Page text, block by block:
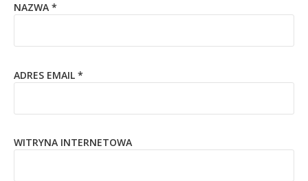
NAZWA *
ADRES EMAIL *
WITRYNA INTERNETOWA